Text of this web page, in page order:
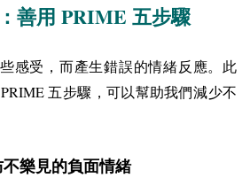
善用 PRIME 五步驟
感受，而產生錯誤的情緒反應。此
PRIME五步驟，可以幫助我們減少不
不樂見的負面情緒